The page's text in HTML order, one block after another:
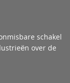
schakel
over de